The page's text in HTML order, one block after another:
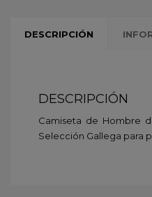
DESCRIPCIÓN
DESCRIPCIÓN
Camiseta de Hombre
Selección Gallega para